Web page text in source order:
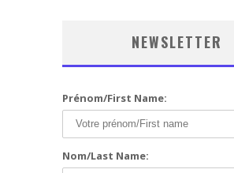
NEWSLETTER
Prénom/First Name:
Nom/Last Name: